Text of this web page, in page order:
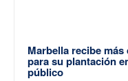
Marbella recibe más
para su plantación
público